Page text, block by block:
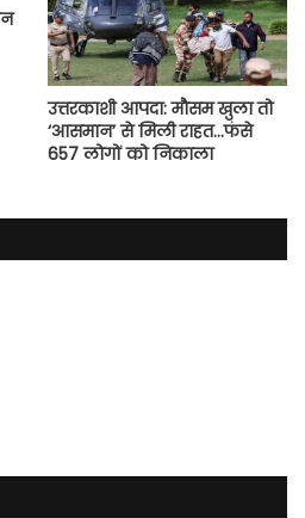
उत्तरकाशी आपदा: मौसम खुला तो
‘आसमान’ से मिली राहत…फंसे
657 लोगों को निकाला